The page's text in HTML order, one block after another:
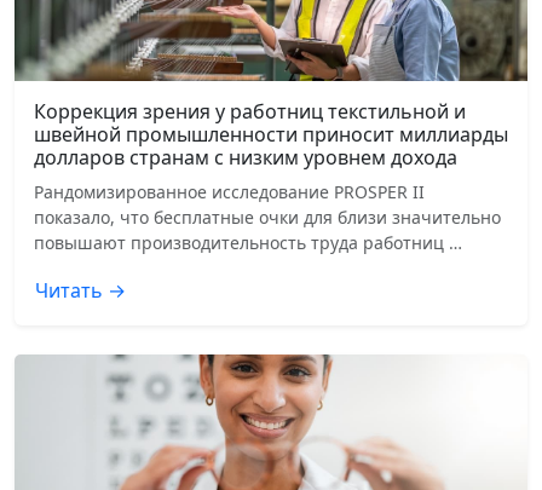
Коррекция зрения у работниц текстильной и
швейной промышленности приносит миллиарды
долларов странам с низким уровнем дохода
Рандомизированное исследование PROSPER II
показало, что бесплатные очки для близи значительно
повышают производительность труда работниц …
Читать →